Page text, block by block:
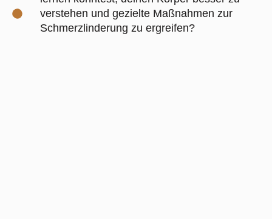
verstehen und gezielte Maßnahmen zur
Schmerzlinderung zu ergreifen?